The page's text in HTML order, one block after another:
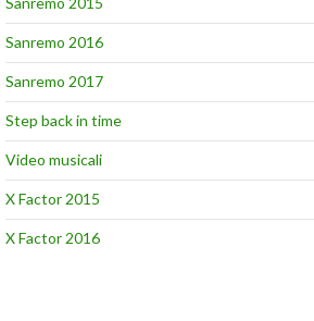
Sanremo 2016
Sanremo 2017
Step back in time
Video musicali
X Factor 2015
X Factor 2016